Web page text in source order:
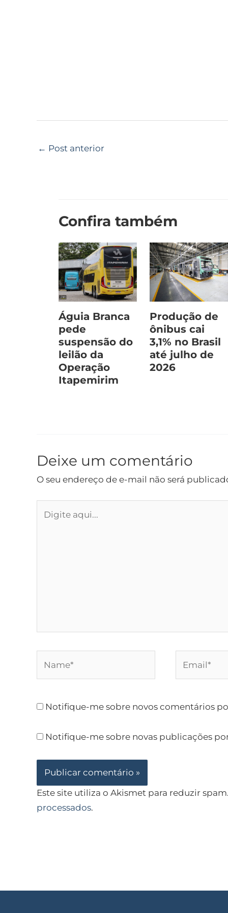
← Post anterior
Confira também
Águia Branca
pede
suspensão do
leilão da
Operação
Itapemirim
Produção de
ônibus cai
3,1% no Brasil
até julho de
2026
Deixe um comentário
O seu endereço de e-mail não será
aqui...
Notifique-me sobre novos comentários
Notifique-me sobre novas publicações
Este site utiliza o Akismet para reduzir spam.
processados.